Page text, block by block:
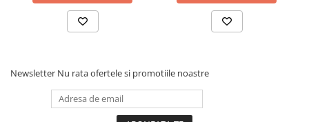
Instrumente de frezat
Instrumente de găurit
Accesorii masini de gaurit si frezat
Accesorii pentru ferastraie
mecanice cu banda si disc
Newsletter Nu rata ofertele si promotiile noastre